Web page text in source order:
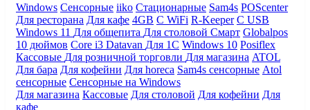
Windows Сенсорные iiko Стационарные Sam4s POScenter
Для ресторана Для кафе 4GB С WiFi R-Keeper С USB
Windows 11 Для общепита Для столовой Смарт Globalpos
10 дюймов Core i3 Datavan Для 1С Windows 10 Posiflex
Кассовые Для розничной торговли Для магазина ATOL
Для бара Для кофейни Для horeca Sam4s сенсорные Atol
сенсорные Сенсорные на Windows
Для магазина Кассовые Для столовой Для кофейни Для
кафе